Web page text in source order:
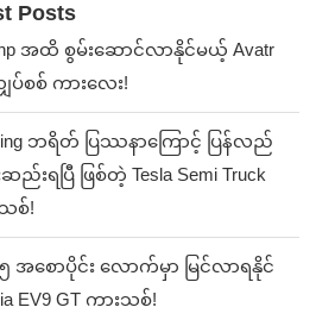
Posts
hp အထိ စွမ်းဆောင်လာနိုင်မယ့် Avatr
ပ်စစ် ကားလေး!
ဘရိတ် ပြဿနာကြောင့် ပြန်လည်
ည်းရပြီ ဖြစ်တဲ့ Tesla Semi Truck
စ်!
၅ အစောပိုင်း လောက်မှာ မြင်လာရနိုင်
EV9 GT ကားသစ်!